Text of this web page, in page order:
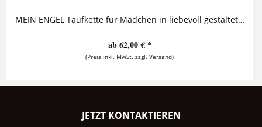
MEIN ENGEL Taufkette für Mädchen in liebevoll gestalteter Geschenkbox Diese bezaubernde Taufkette für Mädchen besteht aus einem süßen kleinen...
ab 62,00 € *
(Preis inkl. MwSt. zzgl. Versand)
JETZT KONTAKTIEREN